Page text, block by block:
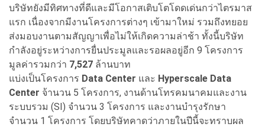
บริษัทยังมีทิศทางที่ดีและมีโอกาสเติบโตโดดเด่นกว่าไตรมาส
แรก เนื่องจากมีงานโครงการต่างๆ เข้ามาใหม่ รวมถึงทยอย
ส่งมอบงานตามสัญญาเพื่อไม่ให้เกิดความล่าช้า ทั้งนี้บริษัท
กำลังอยู่ระหว่างการยื่นประมูลและรอผลอยู่อีก 9 โครงการ
มูลค่ารวมกว่า 7,527 ล้านบาท
แบ่งเป็นโครงการ Data Center และ Hyperscale Data
Center จ้านวน 5 โครงการ, งานด้านโทรคมนาคมและงาน
ระบบรวม (SI) จำนวน 3 โครงการ และงานบำรุงรักษา
จำนวน 1 โครงการ โดยบริษัทคาดว่าภายในปีนี้จะทราบผล